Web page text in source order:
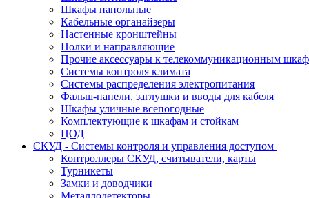
Шкафы напольные
Кабельные органайзеры
Настенные кронштейны
Полки и направляющие
Прочие аксессуары к телекоммуникационным
Системы контроля климата
Системы распределения электропитания
Фальш-панели, заглушки и вводы для кабеля
Шкафы уличные всепогодные
Комплектующие к шкафам и стойкам
ЦОД
СКУД - Системы контроля и управления доступом
Контроллеры СКУД, считыватели, карты
Турникеты
Замки и доводчики
Металлодетекторы